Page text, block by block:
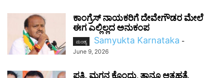
ಕಾಂಗ್ರೆಸ್ ನಾಯಕರಿಗೆ ದೇವೇಗೌಡರ ಮೇಲೆ
ಈಗ ಎಲ್ಲಿಲ್ಲದ ಅನುಕಂಪ
ಮಂಡ್ಯ Samyukta Karnataka -
June 9, 2026
ಪತ್ನಿ, ಮಗನ ಕೊಂದು, ತಾನೂ ಆತ್ಮಹತ್ಯೆ